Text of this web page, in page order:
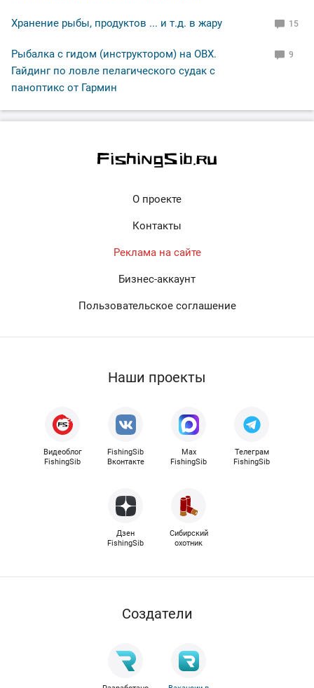
Хранение рыбы, продуктов ... и т.д. в жару 15
Рыбалка с гидом (инструктором) на ОВХ.
Гайдинг по ловле пелагического судак с
паноптикс от Гармин
9
О проекте
Контакты
Реклама на сайте
Бизнес-аккаунт
Пользовательское соглашение
Наши проекты
Видеоблог
FishingSib
FishingSib
Вконтакте
Max
FishingSib
Телеграм
FishingSib
Дзен
FishingSib
Сибирский
охотник
Cоздатели